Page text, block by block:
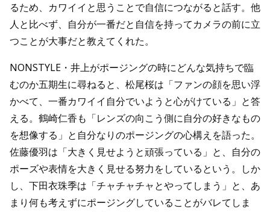
るため、カワイイと思うことで自信につながると話す。他
人と比べず、自分が一番だと自信を持ってカメラの前に立
つことが大事だと教えてくれた。
NONSTYLE・井上がポージングの時にどんな気持ちで臨
むのか五期生に尋ねると、松尾桜は「ファンの顔を思い浮
かべて、一番カワイイ自分でいようと心がけている」と答
える。鶴崎仁香も「レンズの向こう側に自分の好きなもの
を想像する」と自分なりのポージングの心構えを語った。
佐藤優羽は「大きく見せようと頑張っている」と、自分の
ポーズや表情を大きく見せる努力をしているという。しか
し、下田衣珠季は「チャチャチャとやってしまう」と、あ
まり何も考えずにポージングしていることがバレてしま